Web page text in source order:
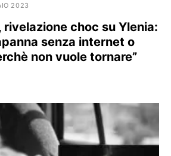
2023
rivelazione choc su Ylenia:
senza internet o
non vuole tornare”